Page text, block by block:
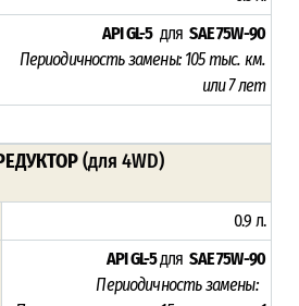
API GL-5дляSAE 75W-90
Периодичность замены: 105тыс. км.
или 7 лет
(для 4WD)
0.9 л.
API GL-5дляSAE 75W-90
Периодичность замены: